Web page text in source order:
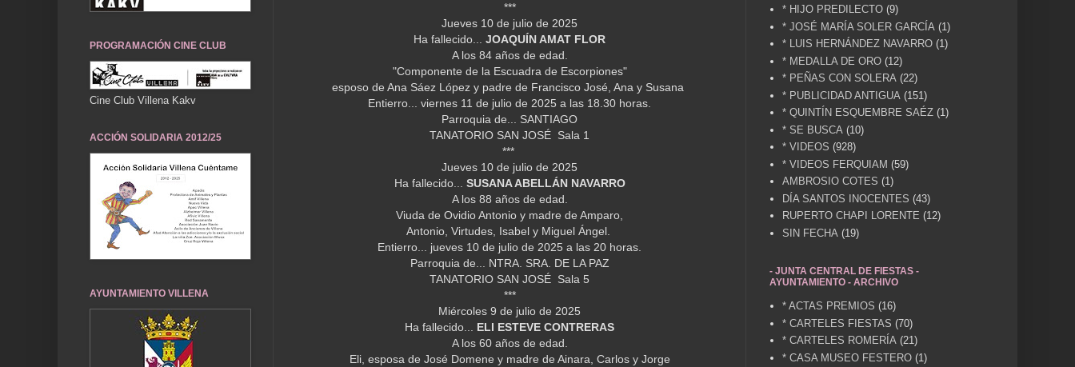
***
Jueves 10 de julio de 2025
Ha fallecido... JOAQUÍN AMAT FLOR
A los 84 años de edad.
"Componente de la Escuadra de Escorpiones"
esposo de Ana Sáez López y padre de Francisco José, Ana y Susana
Entierro... viernes 11 de julio de 2025 a las 18.30 horas.
Parroquia de... SANTIAGO
TANATORIO SAN JOSÉ Sala 1
***
Jueves 10 de julio de 2025
Ha fallecido... SUSANA ABELLÁN NAVARRO
A los 88 años de edad.
Viuda de Ovidio Antonio y madre de Amparo,
Antonio, Virtudes, Isabel y Miguel Ángel.
Entierro... jueves 10 de julio de 2025 a las 20 horas.
Parroquia de... NTRA. SRA. DE LA PAZ
TANATORIO SAN JOSÉ Sala 5
***
Miércoles 9 de julio de 2025
Ha fallecido... ELI ESTEVE CONTRERAS
A los 60 años de edad.
Eli, esposa de José Domene y madre de Ainara, Carlos y Jorge
PROGRAMACIÓN CINE CLUB
Cine Club Villena Kakv
ACCIÓN SOLIDARIA 2012/25
AYUNTAMIENTO VILLENA
* HIJO PREDILECTO (9)
* JOSÉ MARÍA SOLER GARCÍA (1)
* LUIS HERNÁNDEZ NAVARRO (1)
* MEDALLA DE ORO (12)
* PEÑAS CON SOLERA (22)
* PUBLICIDAD ANTIGUA (151)
* QUINTÍN ESQUEMBRE SAÉZ (1)
* SE BUSCA (10)
* VIDEOS (928)
* VIDEOS FERQUIAM (59)
AMBROSIO COTES (1)
DÍA SANTOS INOCENTES (43)
RUPERTO CHAPI LORENTE (12)
SIN FECHA (19)
- JUNTA CENTRAL DE FIESTAS -
AYUNTAMIENTO - ARCHIVO
* ACTAS PREMIOS (16)
* CARTELES FIESTAS (70)
* CARTELES ROMERÍA (21)
* CASA MUSEO FESTERO (1)